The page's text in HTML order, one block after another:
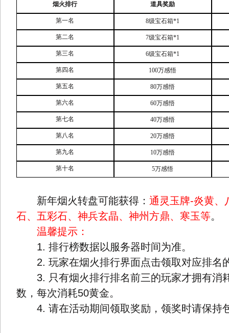
烟火排行 道具奖励
第一名 8级宝石箱*1
第二名 7级宝石箱*1
第三名 6级宝石箱*1
第四名 100万感悟
第五名 80万感悟
第六名 60万感悟
第七名 40万感悟
第八名 20万感悟
第九名 10万感悟
第十名 5万感悟
新年烟火转盘可能获得： 通灵玉牌-炎黄、
石、五彩石、神兵玄晶、神州方鼎、寒玉等。
温馨提示：
1. 排行榜数据以服务器时间为准。
2. 玩家在烟火排行界面点击领取对应排名
3. 只有烟火排行排名前三的玩家才拥有消
数，每次消耗50黄金。
4. 请在活动期间领取奖励，领奖时请保持